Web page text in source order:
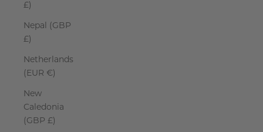
£)
Nepal (GBP
£)
Netherlands
(EUR €)
New
Caledonia
(GBP £)